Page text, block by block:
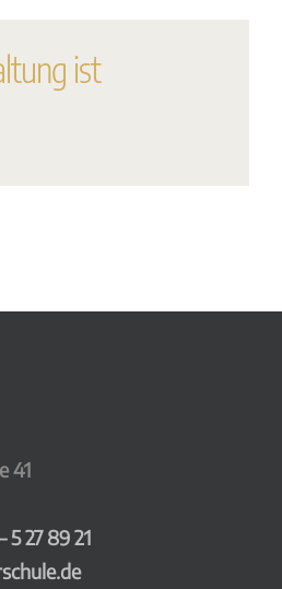
ist
41
5 27 89 21